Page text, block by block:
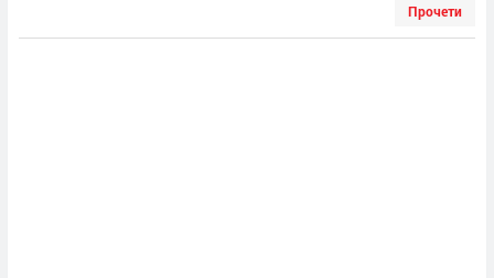
Прочети